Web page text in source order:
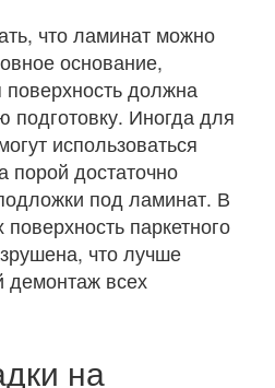
что ламинат можно
основание,
поверхность должна
подготовку. Иногда для
использоваться
достаточно
под ламинат. В
паркетного
что лучше
демонтаж всех
на